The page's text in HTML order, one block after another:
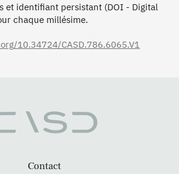
et identifiant persistant (DOI - Digital
chaque millésime.
10.34724/CASD.786.6065.V1
Contact